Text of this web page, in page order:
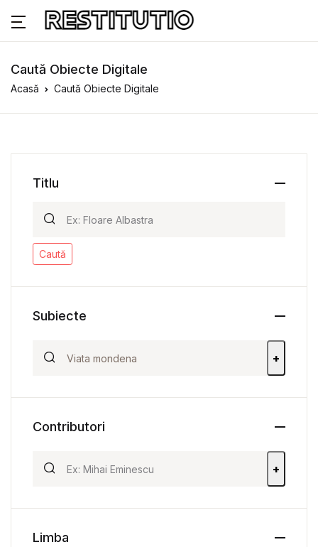
Caută Obiecte Digitale
Acasă Caută Obiecte Digitale
Titlu
Caută
Subiecte
+
Contributori
+
Limba